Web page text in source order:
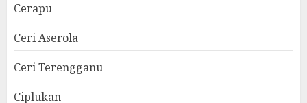
Cerapu
Ceri Aserola
Ceri Terengganu
Ciplukan